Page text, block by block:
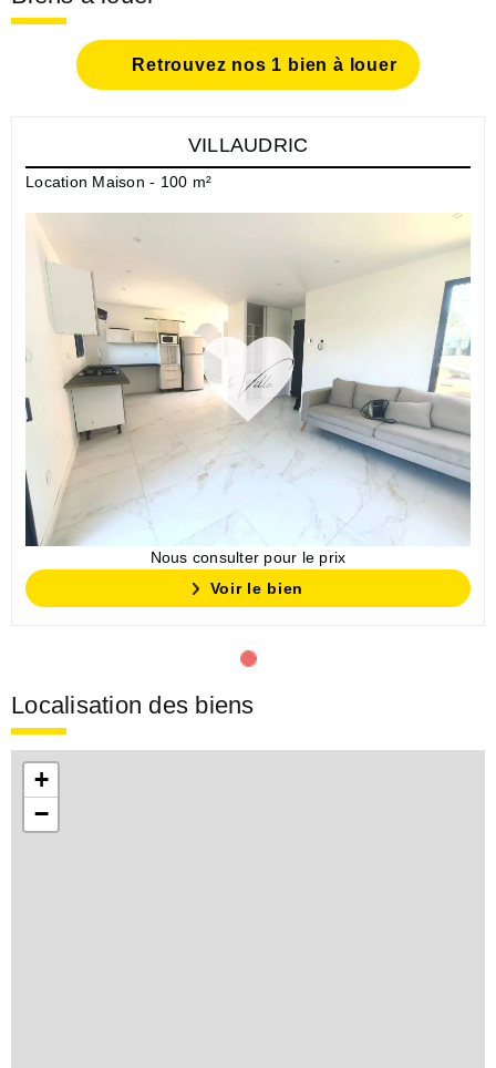
Retrouvez nos 1 bien à louer
VILLAUDRIC
Location Maison - 100 m²
Nous consulter pour le prix
Voir le bien
Localisation des biens
+
−